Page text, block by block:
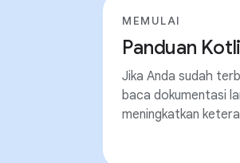
MEMULAI
Panduan
Jika Anda sudah
baca dokumentasi
meningkatkan